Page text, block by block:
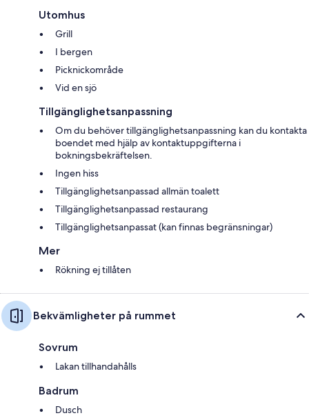
Utomhus
Grill
I bergen
Picknickområde
Vid en sjö
Tillgänglighetsanpassning
Om du behöver tillgänglighetsanpassning kan du kontakta
boendet med hjälp av kontaktuppgifterna i
bokningsbekräftelsen.
Ingen hiss
Tillgänglighetsanpassad allmän toalett
Tillgänglighetsanpassad restaurang
Tillgänglighetsanpassat (kan finnas begränsningar)
Mer
Rökning ej tillåten
Bekvämligheter på rummet
Sovrum
Lakan tillhandahålls
Badrum
Dusch